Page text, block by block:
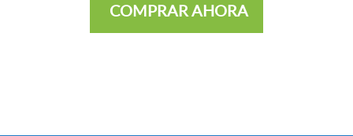
COMPRAR AHORA